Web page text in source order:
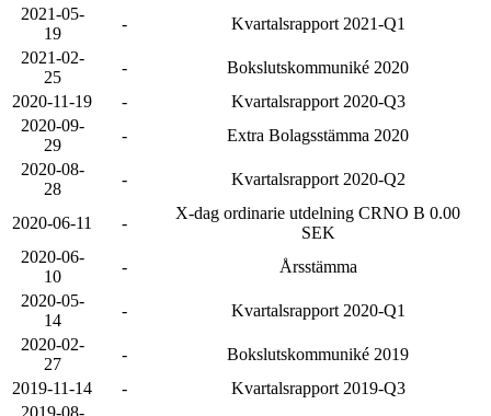
2021-05-
19
-
Kvartalsrapport 2021-Q1
2021-02-
25
-
Bokslutskommuniké 2020
2020-11-19
-
Kvartalsrapport 2020-Q3
2020-09-
29
-
Extra Bolagsstämma 2020
2020-08-
28
- Kvartalsrapport 2020-Q2
2020-06-11 -
X-dag ordinarie utdelning CRNO B 0.00
SEK
2020-06-
10
-
Årsstämma
2020-05-
14
-
Kvartalsrapport 2020-Q1
2020-02-
27
-
Bokslutskommuniké 2019
2019-11-14
-
Kvartalsrapport 2019-Q3
2019-08-